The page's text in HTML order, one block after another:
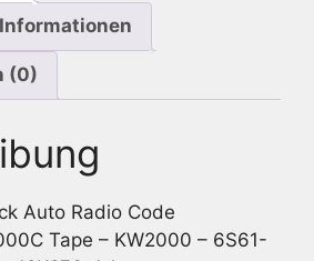
(0)
Auto Radio Code
Tape – KW2000 – 6S61-